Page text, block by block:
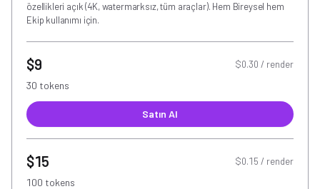
özellikleri açık (4K, watermarksız, tüm araçlar). Hem Bireysel hem
Ekip kullanımı için.
$9 $0.30 / render
30 tokens
Satın Al
$15 $0.15 / render
100 tokens